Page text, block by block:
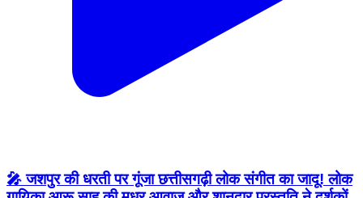
🎤 जशपुर की धरती पर गूंजा छत्तीसगढ़ी लोक संगीत का जादू! लोक